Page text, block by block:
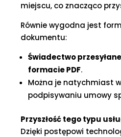
miejscu, co znacząco
Równie wygodna jest
dokumentu:
Świadectwo
formacie PDF.
Można je natychmiast
podpisywaniu umowy
Przyszłość tego typu
Dzięki postępowi